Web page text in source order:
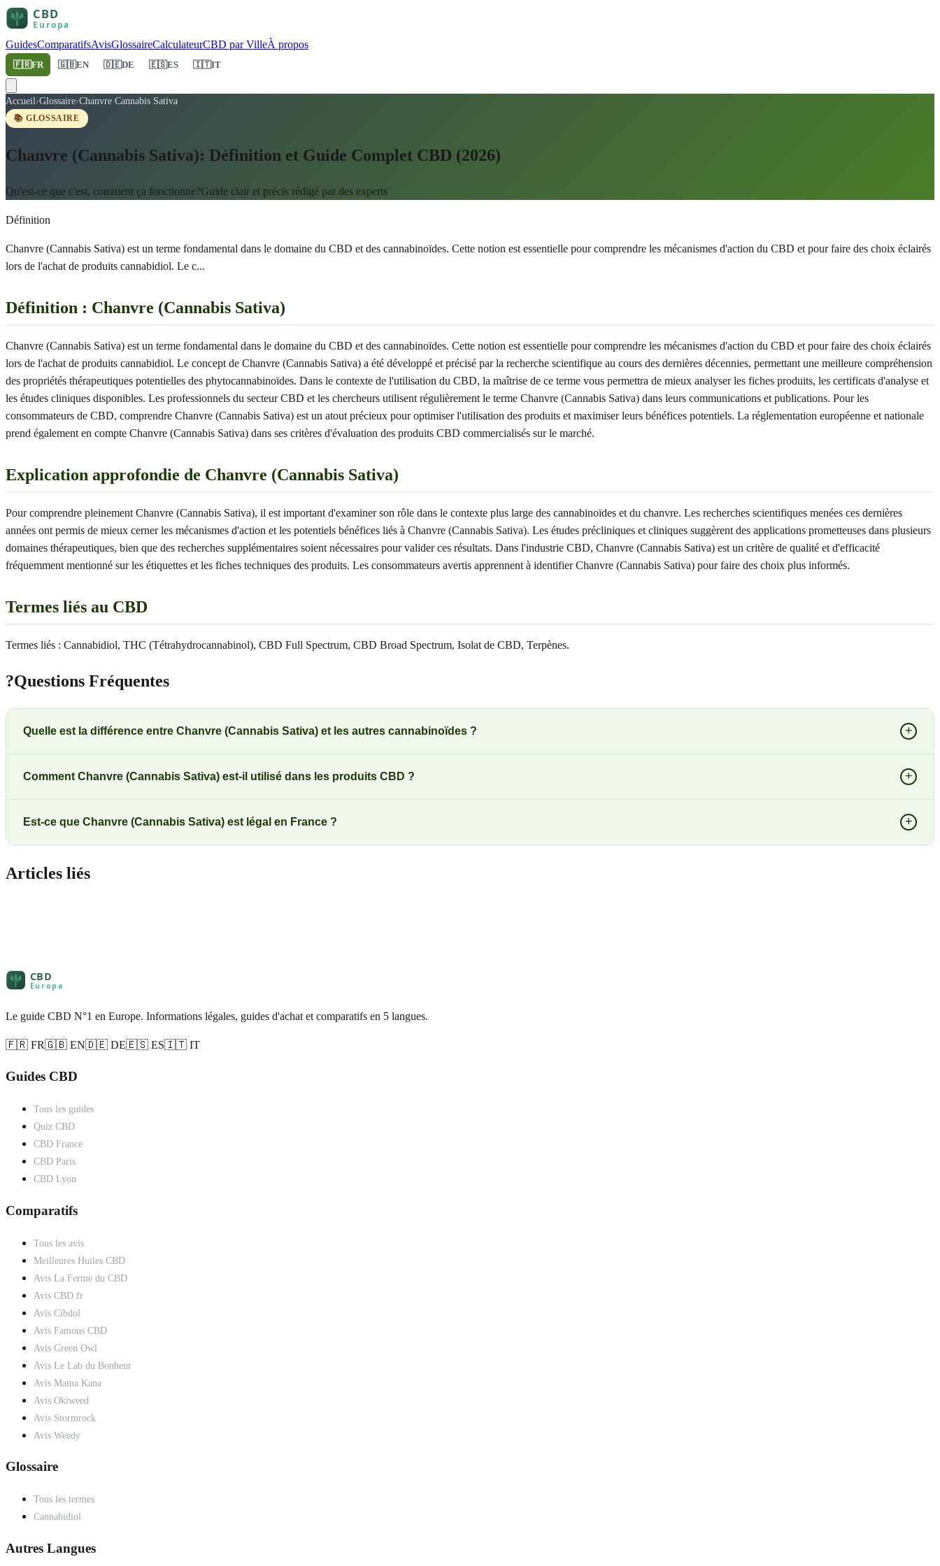
GuidesComparatifsAvisGlossaireCalculateurCBD par VilleÀ propos
🇫🇷FR 🇬🇧EN 🇩🇪DE 🇪🇸ES 🇮🇹IT
Accueil›Glossaire›Chanvre Cannabis Sativa
📚 GLOSSAIRE
Chanvre (Cannabis Sativa): Définition et Guide Complet CBD (2026)
Qu'est-ce que c'est, comment ça fonctionne?Guide clair et précis rédigé par des experts
Définition
Chanvre (Cannabis Sativa) est un terme fondamental dans le domaine du CBD et des cannabinoïdes. Cette notion est essentielle pour comprendre les mécanismes d'action du CBD et pour faire des choix éclairés
lors de l'achat de produits cannabidiol. Le c...
Définition : Chanvre (Cannabis Sativa)
Chanvre (Cannabis Sativa) est un terme fondamental dans le domaine du CBD et des cannabinoïdes. Cette notion est essentielle pour comprendre les mécanismes d'action du CBD et pour faire des choix éclairés
lors de l'achat de produits cannabidiol. Le concept de Chanvre (Cannabis Sativa) a été développé et précisé par la recherche scientifique au cours des dernières décennies, permettant une meilleure compréhension
des propriétés thérapeutiques potentielles des phytocannabinoïdes. Dans le contexte de l'utilisation du CBD, la maîtrise de ce terme vous permettra de mieux analyser les fiches produits, les certificats d'analyse et
les études cliniques disponibles. Les professionnels du secteur CBD et les chercheurs utilisent régulièrement le terme Chanvre (Cannabis Sativa) dans leurs communications et publications. Pour les
consommateurs de CBD, comprendre Chanvre (Cannabis Sativa) est un atout précieux pour optimiser l'utilisation des produits et maximiser leurs bénéfices potentiels. La réglementation européenne et nationale
prend également en compte Chanvre (Cannabis Sativa) dans ses critères d'évaluation des produits CBD commercialisés sur le marché.
Explication approfondie de Chanvre (Cannabis Sativa)
Pour comprendre pleinement Chanvre (Cannabis Sativa), il est important d'examiner son rôle dans le contexte plus large des cannabinoïdes et du chanvre. Les recherches scientifiques menées ces dernières
années ont permis de mieux cerner les mécanismes d'action et les potentiels bénéfices liés à Chanvre (Cannabis Sativa). Les études précliniques et cliniques suggèrent des applications prometteuses dans plusieurs
domaines thérapeutiques, bien que des recherches supplémentaires soient nécessaires pour valider ces résultats. Dans l'industrie CBD, Chanvre (Cannabis Sativa) est un critère de qualité et d'efficacité
fréquemment mentionné sur les étiquettes et les fiches techniques des produits. Les consommateurs avertis apprennent à identifier Chanvre (Cannabis Sativa) pour faire des choix plus informés.
Termes liés au CBD
Termes liés : Cannabidiol, THC (Tétrahydrocannabinol), CBD Full Spectrum, CBD Broad Spectrum, Isolat de CBD, Terpènes.
?Questions Fréquentes
Quelle est la différence entre Chanvre (Cannabis Sativa) et les autres cannabinoïdes ? +
Comment Chanvre (Cannabis Sativa) est-il utilisé dans les produits CBD ? +
Est-ce que Chanvre (Cannabis Sativa) est légal en France ? +
Articles liés
Le guide CBD N°1 en Europe. Informations légales, guides d'achat et comparatifs en 5 langues.
🇫🇷 FR🇬🇧 EN🇩🇪 DE🇪🇸 ES🇮🇹 IT
Guides CBD
Tous les guides
Quiz CBD
CBD France
CBD Paris
CBD Lyon
Comparatifs
Tous les avis
Meilleures Huiles CBD
Avis La Ferme du CBD
Avis CBD.fr
Avis Cibdol
Avis Famous CBD
Avis Green Owl
Avis Le Lab du Bonheur
Avis Mama Kana
Avis Okiweed
Avis Stormrock
Avis Weedy
Glossaire
Tous les termes
Cannabidiol
Autres Langues